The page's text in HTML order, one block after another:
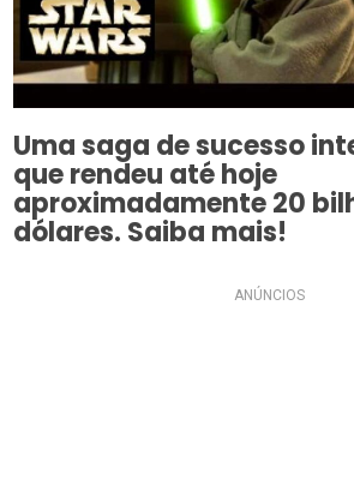
Uma saga de sucesso
que rendeu até hoje
aproximadamente 20
dólares. Saiba mais!
ANÚNCIOS